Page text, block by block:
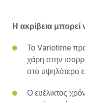
Η ακρίβεια μπορεί
Το Variotime
χάρη στην
στο υψηλότερο
Ο ευέλικτος